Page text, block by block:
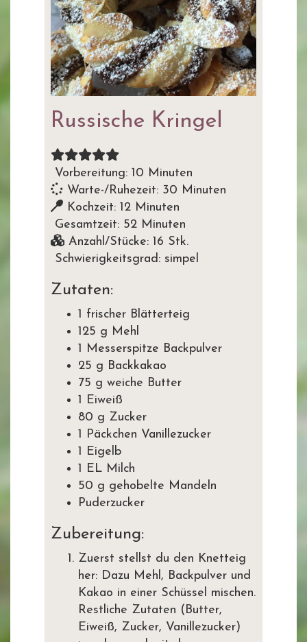
Russische Kringel
Vorbereitung: 10 Minuten
Warte-/Ruhezeit: 30 Minuten
Kochzeit: 12 Minuten
Gesamtzeit: 52 Minuten
Anzahl/Stücke: 16 Stk.
Schwierigkeitsgrad: simpel
Zutaten:
1 frischer Blätterteig
125 g Mehl
1 Messerspitze Backpulver
25 g Backkakao
75 g weiche Butter
1 Eiweiß
80 g Zucker
1 Päckchen Vanillezucker
1 Eigelb
1 EL Milch
50 g gehobelte Mandeln
Puderzucker
Zubereitung:
Zuerst stellst du den Knetteig
her: Dazu Mehl, Backpulver und
Kakao in einer Schüssel mischen.
Restliche Zutaten (Butter,
Eiweiß, Zucker, Vanillezucker)